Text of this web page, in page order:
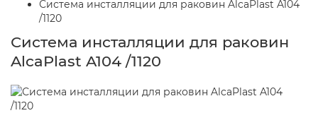
Система инсталляции для раковин AlcaPlast A104
/1120
Система инсталляции для раковин
AlcaPlast A104 /1120